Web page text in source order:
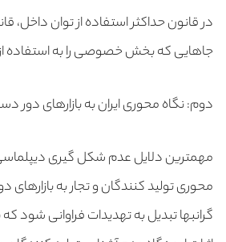
در قانون حداکثر استفاده از توان
جاهایی که بخش خصوصی را به استفاده
دوم: نگاه محوری ایران به بازارهای دور دست به جای نگاه به
مهمترین دلایل عدم شکل گیری
محوری تولید کنندگان و تجار به
گرانبها تبدیل به تهدیدات فراوانی شود